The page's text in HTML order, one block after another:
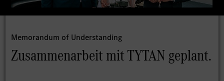
Memorandum of Understanding
Zusammenarbeit mit TYTAN geplant.